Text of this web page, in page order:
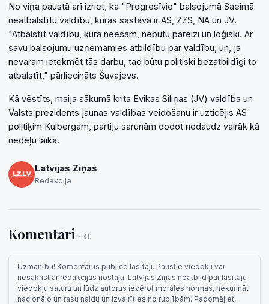
No viņa paustā arī izriet, ka "Progresīvie" balsojumā Saeimā
neatbalstītu valdību, kuras sastāvā ir AS, ZZS, NA un JV.
"Atbalstīt valdību, kurā neesam, nebūtu pareizi un loģiski. Ar
savu balsojumu uzņemamies atbildību par valdību, un, ja
nevaram ietekmēt tās darbu, tad būtu politiski bezatbildīgi to
atbalstīt," pārliecināts Šuvajevs.
Kā vēstīts, maija sākumā krita Evikas Siliņas (JV) valdība un
Valsts prezidents jaunas valdības veidošanu ir uzticējis AS
politiķim Kulbergam, partiju sarunām dodot nedaudz vairāk kā
nedēļu laika.
Latvijas Ziņas
Redakcija
Komentāri · 0
Uzmanību! Komentārus publicē lasītāji. Paustie viedokļi var
nesakrist ar redakcijas nostāju. Latvijas Ziņas neatbild par lasītāju
viedokļu saturu un lūdz autorus ievērot morāles normas, nekurināt
nacionālo un rasu naidu un izvairīties no rupjībām. Padomājiet,